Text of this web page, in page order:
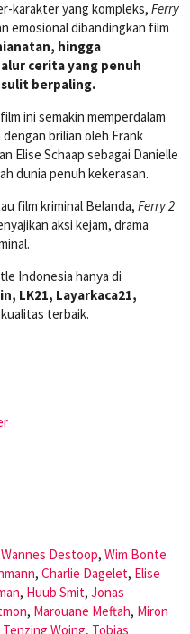
karakter yang kompleks, Ferry
emosional dibandingkan film
hingga
cerita yang penuh
berpaling.
ini semakin memperdalam
brilian oleh Frank
Elise Schaap sebagai Danielle
dunia penuh kekerasan.
film kriminal Belanda, Ferry 2
aksi kejam, drama
Indonesia hanya di
LK21, Layarkaca21,
terbaik.
Wannes Destoop, Wim Bonte
, Charlie Dagelet, Elise
, Huub Smit, Jonas
, Marouane Meftah, Miron
Tenzing Woing, Tobias